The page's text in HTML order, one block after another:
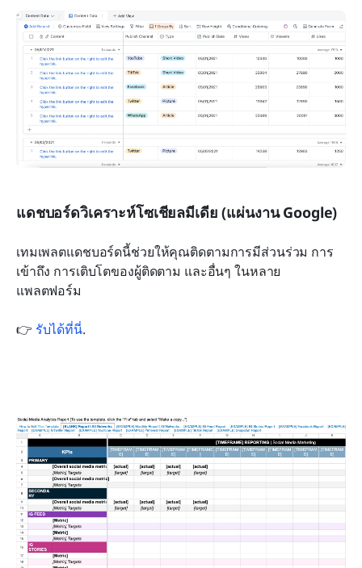
แดชบอร์ดวิเคราะห์โซเชียลมีเดีย (แผ่นงาน Google)
เทมเพลตแดชบอร์ดนี้ช่วยให้คุณติดตามการมีส่วนร่วม การ
เข้าถึง การเติบโตของผู้ติดตาม และอื่นๆ ในหลาย
แพลตฟอร์ม
👉 รับได้ที่นี่.